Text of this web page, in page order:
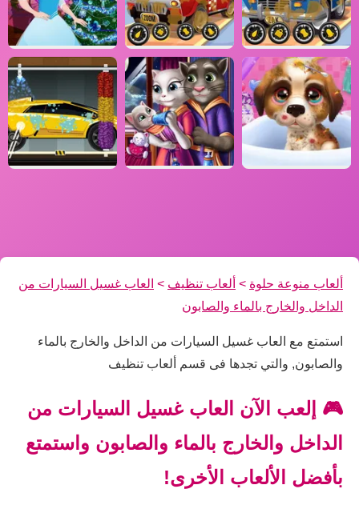
ألعاب منوعة حلوة > ألعاب تنظيف > العاب غسيل السيارات من
الداخل والخارج بالماء والصابون
استمتع مع العاب غسيل السيارات من الداخل والخارج بالماء
والصابون, والتي تجدها فى قسم ألعاب تنظيف
🎮 إلعب الآن العاب غسيل السيارات من
الداخل والخارج بالماء والصابون واستمتع
بأفضل الألعاب الأخرى!